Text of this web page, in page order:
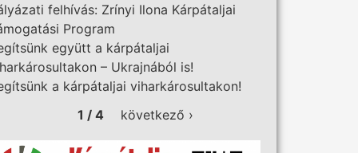
felhívás: Zrínyi Ilona Kárpátaljai
Program
együtt a kárpátaljai
– Ukrajnából is!
a kárpátaljai viharkárosultakon!
1 / 4
következő ›